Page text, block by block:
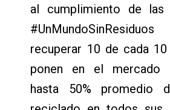
al cumplimiento de las
recuperar 10 de cada
ponen en el mercado
hasta 50% promedio